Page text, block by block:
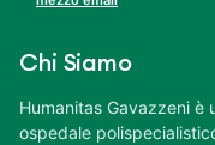
Chi Siamo
Humanitas Gavazzeni è
ospedale